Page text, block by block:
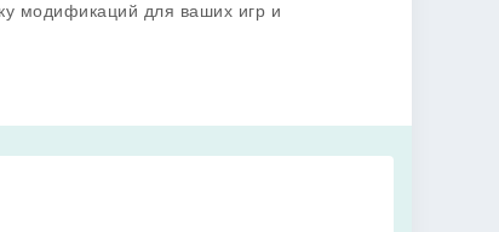
модификаций для ваших игр и